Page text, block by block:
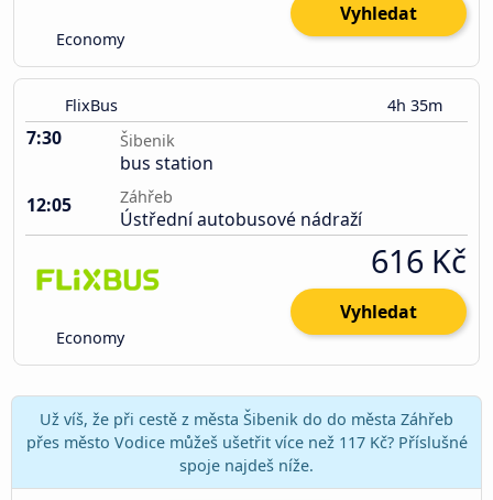
Economy
Vyhledat
FlixBus 4h 35m
7:30 Šibenik
bus station
12:05
Záhřeb
Ústřední autobusové nádraží
Economy
616 Kč
Vyhledat
Už víš, že při cestě z města Šibenik do do města Záhřeb
přes město Vodice můžeš ušetřit více než 117 Kč? Příslušné
spoje najdeš níže.